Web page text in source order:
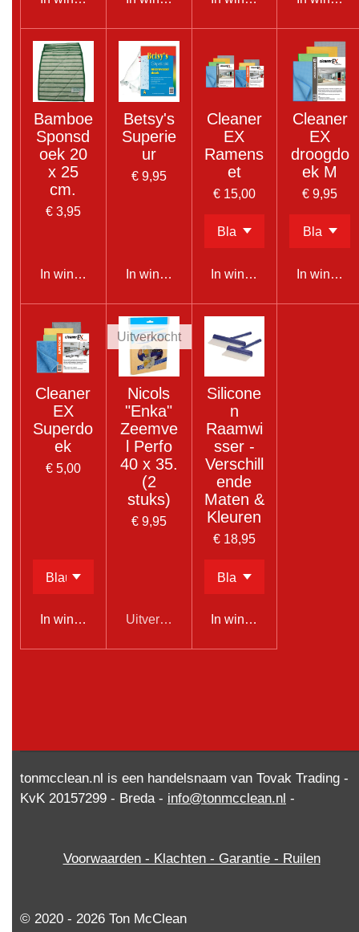
Bamboe
Sponsd
oek 20
x 25
cm.
€ 3,95
In winkelwagen
Betsy's
Superie
ur
€ 9,95
In winkelwagen
Cleaner
EX
Ramens
et
€ 15,00
In winkelwagen
Cleaner
EX
droogdo
ek M
€ 9,95
In
Cleaner
EX
Superdo
ek
€ 5,00
In winkelwagen
Uitverkocht
Nicols
"Enka"
Zeemve
l Perfo
40 x 35.
(2
stuks)
€ 9,95
Uitverkocht
Silicone
n
Raamwi
sser -
Verschill
ende
Maten &
Kleuren
€ 18,95
In winkelwagen
tonmcclean.nl is een handelsnaam van Tovak Trading -
KvK 20157299 - Breda - info@tonmcclean.nl -
Voorwaarden - Klachten - Garantie - Ruilen
© 2020 - 2026 Ton McClean